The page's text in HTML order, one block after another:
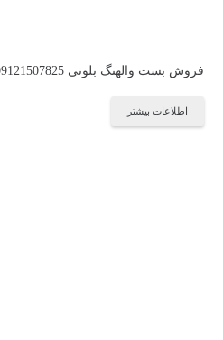
فروش بست والهنگ بلونی 09121507825
اطلاعات بیشتر